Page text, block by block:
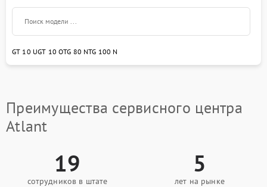
GT 10 UGT 10 OTG 80 NTG 100 N
Преимущества сервисного центра
Atlant
19
сотрудников в штате
5
лет на рынке